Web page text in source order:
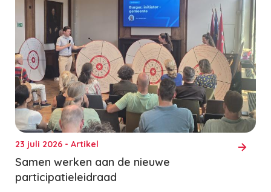
23 juli 2026 - Artikel
Samen werken aan de nieuwe
participatieleidraad